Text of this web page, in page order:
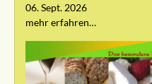
06. Sept. 2026
mehr erfahren…